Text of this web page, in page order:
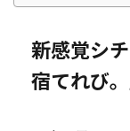
新感覚シ
宿てれび